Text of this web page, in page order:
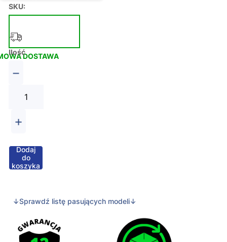
SKU:
DOSTAWA
Ilość
−
+
Dodaj
do
koszyka
↓Sprawdź listę pasujących modeli↓